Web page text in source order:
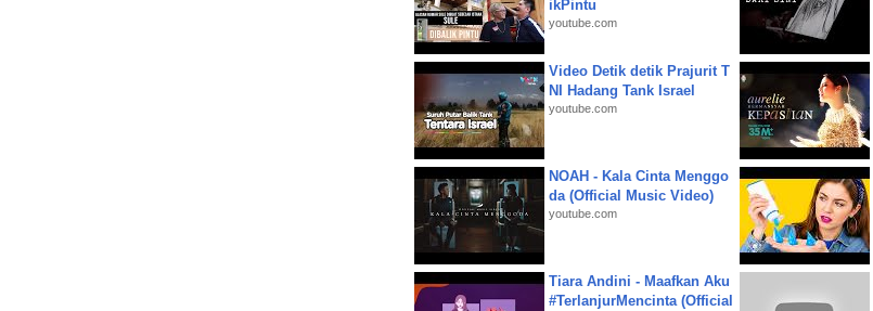
ikPintu
youtube.com
Video Detik detik Prajurit T
NI Hadang Tank Israel
youtube.com
NOAH - Kala Cinta Menggo
da (Official Music Video)
youtube.com
Tiara Andini - Maafkan Aku
#TerlanjurMencinta (Official